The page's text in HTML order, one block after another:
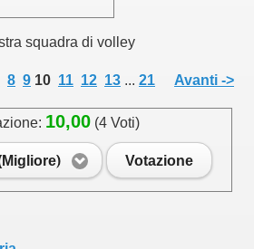
squadra di volley
8 9 10 11 12 13 ... 21 Avanti ->
10,00 (4 Voti)
Votazione